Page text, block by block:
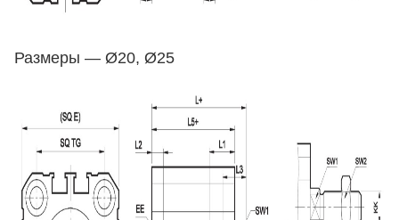
Размеры — Ø20, Ø25